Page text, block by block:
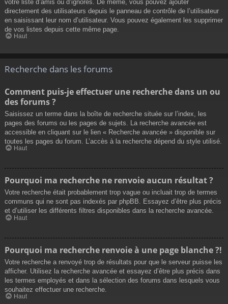
votre liste d’amis ou d’ignorés. De même, vous pouvez ajouter
directement des utilisateurs depuis le panneau de contrôle de l’utilisateur
en saisissant leur nom d’utilisateur. Vous pouvez également les supprimer
de vos listes depuis cette même page.
Haut
Recherche dans les forums
Comment puis-je effectuer une recherche dans un ou
des forums ?
Saisissez un terme dans la boîte de recherche située sur l’index, les
pages des forums ou les pages de sujets. La recherche avancée est
accessible en cliquant sur le lien « Recherche avancée » disponible sur
toutes les pages du forum. L’accès à la recherche dépend du style utilisé.
Haut
Pourquoi ma recherche ne renvoie aucun résultat ?
Votre recherche était probablement trop vague ou incluait trop de termes
communs qui ne sont pas indexés par phpBB. Essayez d’être plus précis
et d’utiliser les différents filtres disponibles dans la recherche avancée.
Haut
Pourquoi ma recherche renvoie à une page blanche ?!
Votre recherche a renvoyé trop de résultats pour que le serveur puisse les
afficher. Utilisez la recherche avancée et essayez d’être plus précis dans
les termes employés et dans la sélection des forums dans lesquels vous
souhaitez effectuer une recherche.
Haut